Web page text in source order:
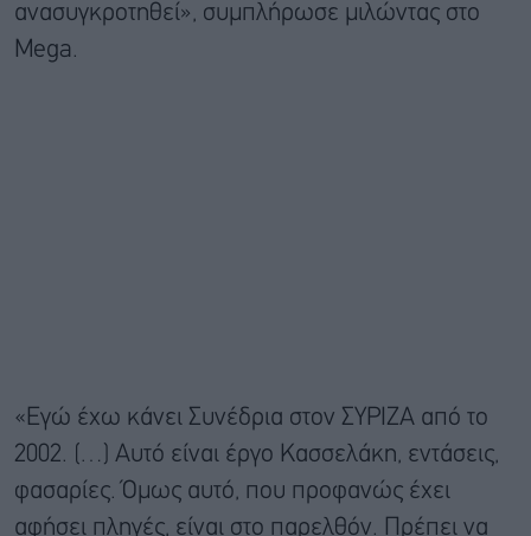
ανασυγκροτηθεί», συμπλήρωσε μιλώντας στο
Mega.
«Εγώ έχω κάνει Συνέδρια στον ΣΥΡΙΖΑ από το
2002. (…) Αυτό είναι έργο Κασσελάκη, εντάσεις,
φασαρίες. Όμως αυτό, που προφανώς έχει
αφήσει πληγές, είναι στο παρελθόν. Πρέπει να